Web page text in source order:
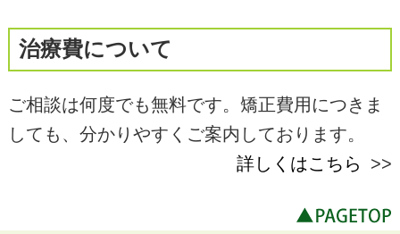
治療費について
ご相談は何度でも無料です。矯正費用につきま
しても、分かりやすくご案内しております。
詳しくはこちら